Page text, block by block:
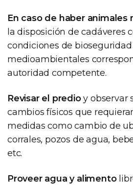
En caso de haber animales
la disposición de cadáveres
condiciones de
medioambientales
autoridad competente.
Revisar el predioy observar
cambios físicos que
medidas como cambio de
corrales, pozos de agua,
etc.
Proveer agua y alimento